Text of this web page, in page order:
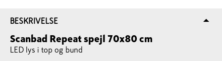
BESKRIVELSE
Scanbad Repeat spejl 70x80 cm
LED lys i top og bund